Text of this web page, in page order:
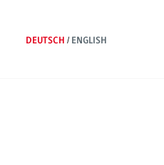
DEUTSCH ENGLISH